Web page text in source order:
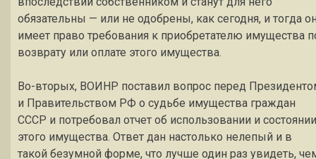
обязательны — или не одобрены, как сегодня, и тогда
имеет право требования к приобретателю имущества
возврату или оплате этого имущества.
Во-вторых, ВОИНР поставил вопрос перед
и Правительством РФ о судьбе имущества граждан
СССР и потребовал отчет об использовании и состоянии
этого имущества. Ответ дан настолько нелепый и в
такой безумной форме, что лучше один раз увидеть,